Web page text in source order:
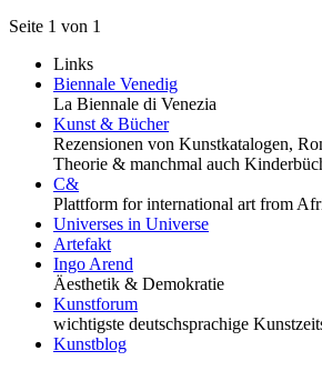
Seite 1 von 1
Links
Biennale Venedig
La Biennale di Venezia
Kunst & Bücher
Rezensionen von Kunstkatalogen,
Theorie & manchmal auch
C&
Plattform for international art from
Universes in Universe
Artefakt
Ingo Arend
Äesthetik & Demokratie
Kunstforum
wichtigste deutschsprachige
Kunstblog